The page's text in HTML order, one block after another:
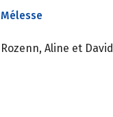
Mélesse
Rozenn, Aline et David